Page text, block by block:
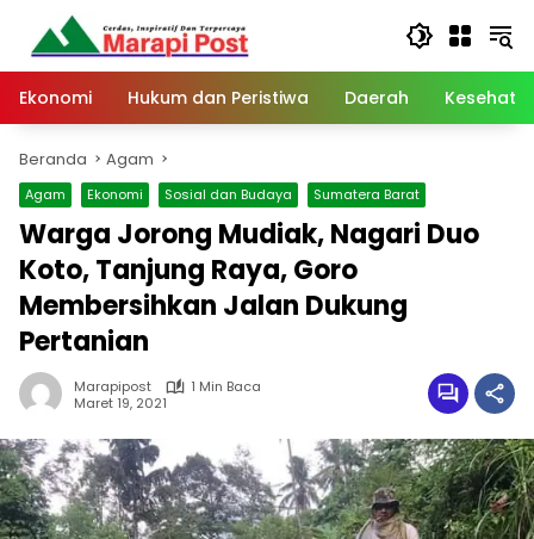
Langsung
konten
Ekonomi
Hukum dan Peristiwa Daerah
Beranda Agam
Agam Ekonomi Sosial dan Budaya Sumatera Barat
Warga Jorong Mudiak, Nagari Duo
Koto, Tanjung Raya, Goro
Membersihkan Jalan Dukung
Pertanian
Marapipost
1 Min Baca
Maret 19, 2021